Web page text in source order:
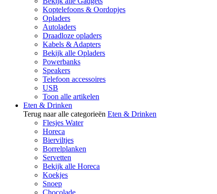
Koptelefoons & Oordopjes
Opladers
Autoladers
Draadloze opladers
Kabels & Adapters
Bekijk alle Opladers
Powerbanks
Speakers
Telefoon accessoires
USB
Toon alle artikelen
Eten & Drinken
Terug naar alle categorieën Eten & Drinken
Flesjes Water
Horeca
Bierviltjes
Borrelplanken
Servetten
Bekijk alle Horeca
Koekjes
Snoep
Chocolade